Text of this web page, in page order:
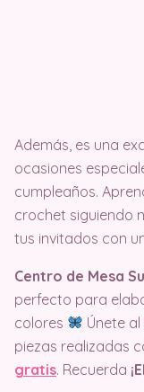
Además, es una
ocasiones
cumpleaños.
crochet siguiendo
tus invitados con
Centro de Mesa
perfecto para
colores
Únete al
piezas realizadas
gratis. Recuerda